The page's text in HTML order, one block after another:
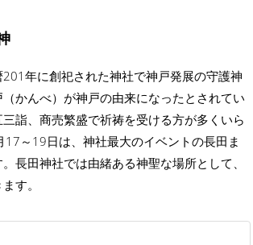
年に創祀された神社で神戸発展の守護神
かんべ）が神戸の由来になったとされてい
詣、商売繁盛で祈祷を受ける方が多くいら
17～19日は、神社最大のイベントの長田ま
長田神社では由緒ある神聖な場所として、
す。